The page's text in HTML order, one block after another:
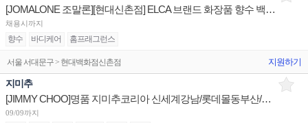
[JOMALONE 조말론][현대신촌점] ELCA 브랜드 화장품 향수 백화점 매장 채용
채용시까지
향수 바디케어 홈프래그런스
서울 서대문구 > 현대백화점신촌점 지원하기
지미추
[JIMMY CHOO]명품 지미추코리아 신세계강남/롯데몰동부산/현대무역 판매사원 채용
09/09까지